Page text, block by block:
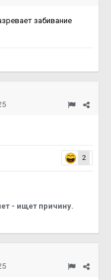
забивание
2
- ищет причину.